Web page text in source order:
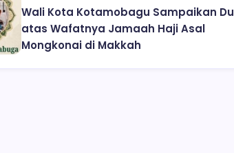
Wali Kota Kotamobagu Sampaikan
atas Wafatnya Jamaah Haji Asal
Mongkonai di Makkah